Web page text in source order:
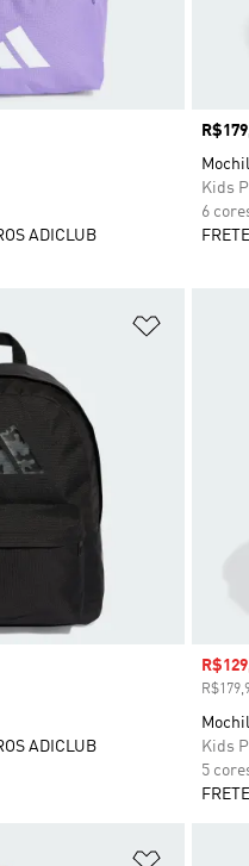
ADICLUB
Preço
Kids
6
ADICLUB
Preço
Kids
5